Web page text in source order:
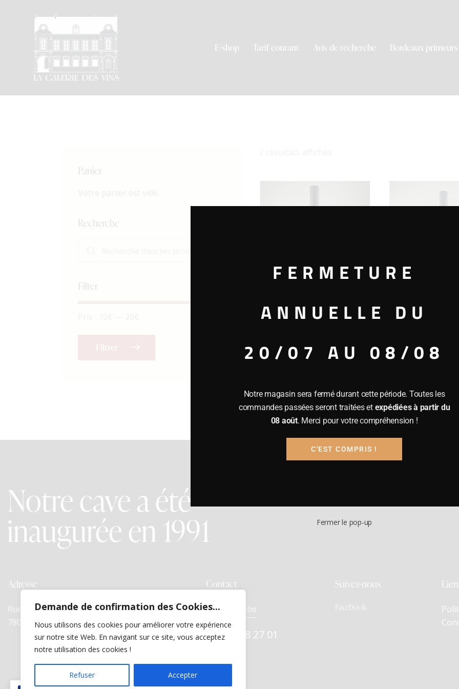
Demande de confirmation des Cookies...
Nous utilisons des cookies pour améliorer votre expérience
sur notre site Web. En navigant sur ce site, vous acceptez
notre utilisation des cookies !
Refuser Accepter
E-shop Tarif courant Avis de recherche Bordeaux primeurs
Pica Pica 2022 Quinta
19.00 €
Dona Santana
Lemos
Panier
Recherche
Filter
Notre cave a été
inaugurée en 1991
Adresse
Rue E. Cambier, 23 –
7800 ATH
Contact
jp@gdvins.be
+32 68 28 27 01
Suivez-nous
Facebook
FERMETURE
ANNUELLE DU
20/07 AU 08/08
Notre magasin sera fermé durant cette période. Toutes les
commandes passées seront traitées et expédiées à partir du
08 août. Merci pour votre compréhension !
C'EST COMPRIS !
Fermer le pop-up